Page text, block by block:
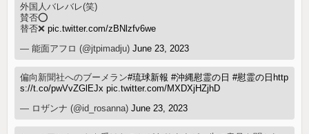
外国人バレバレ(笑)
賛否⭕
替否❌pic.twitter.com/zBNlzfv6we
— 能面アフロ (@jtpimadju)June 23, 2023
偏向新聞社へのブーメラン#琉球新報 #沖縄慰霊の日 #慰霊の日 http
s://t.co/pwVvZGlEJx pic.twitter.com/MXDXjHZjhD
— ロザンナ (@id_rosanna)June 23, 2023